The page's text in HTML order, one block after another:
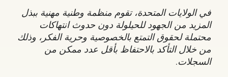
في الولايات المتحدة، تقوم منظمة وطنية مهنية ببذل
المزيد من الجهود للحيلولة دون حدوث انتهاكات
محتملة لحقوق التمتع بالخصوصية وحرية الفكر، وذلك
من خلال التأكد بالاحتفاظ بأقل عدد ممكن من
السجلات.